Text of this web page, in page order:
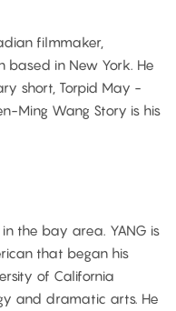
filmmaker,
based in New York. He
short, Torpid May -
Ming Wang Story is his
the bay area. YANG is
that began his
of California
and dramatic arts. He